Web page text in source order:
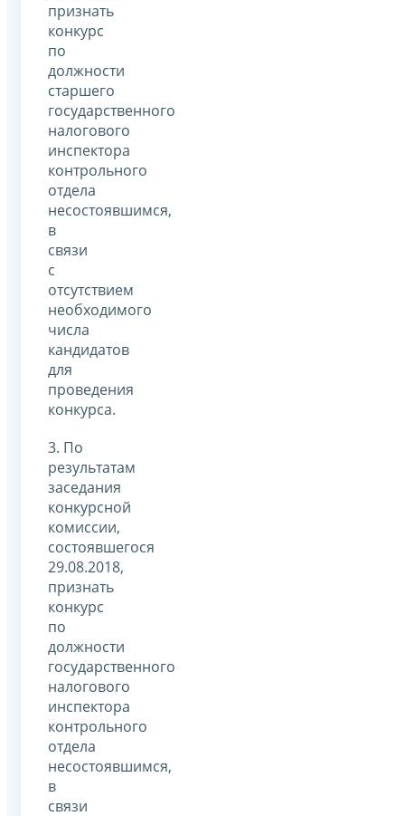
признать
конкурс
по
должности
старшего
государственного
налогового
инспектора
контрольного
отдела
несостоявшимся,
в
связи
с
отсутствием
необходимого
числа
кандидатов
для
проведения
конкурса.
3. По
результатам
заседания
конкурсной
комиссии,
состоявшегося
29.08.2018,
признать
конкурс
по
должности
государственного
налогового
инспектора
контрольного
отдела
несостоявшимся,
в
связи